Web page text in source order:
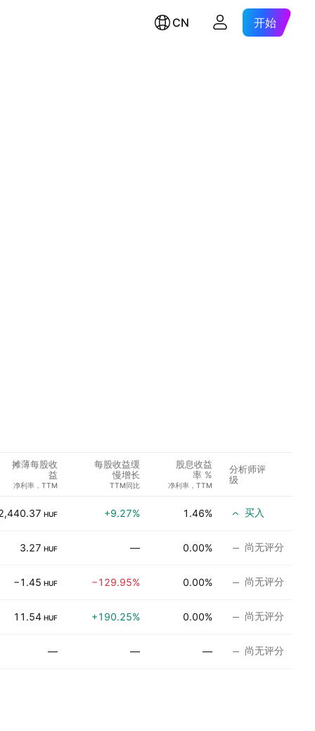
CN 开始
摊薄每股收
益
净利率，TTM
每股收益缓
慢增长
TTM同比
股息收益
率 %
净利率，TTM
分析师评
级
HUF +9.27% 1.46% 买入
3.27 HUF — 0.00% 尚无评分
−1.45 HUF −129.95% 0.00% 尚无评分
11.54 HUF +190.25% 0.00% 尚无评分
— — — 尚无评分